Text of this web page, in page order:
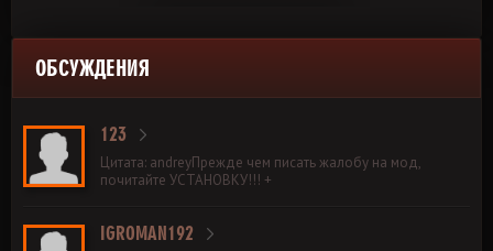
ОБСУЖДЕНИЯ
123
Цитата: andreyПрежде чем писать жалобу на мод,
почитайте УСТАНОВКУ!!! +
IGROMAN192